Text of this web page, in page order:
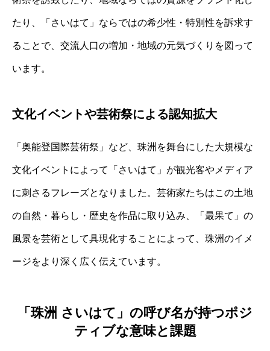
たり、「さいはて」ならではの希少性・特別性を訴求す
ることで、交流人口の増加・地域の元気づくりを図って
います。
文化イベントや芸術祭による認知拡大
「奥能登国際芸術祭」など、珠洲を舞台にした大規模な
文化イベントによって「さいはて」が観光客やメディア
に刺さるフレーズとなりました。芸術家たちはこの土地
の自然・暮らし・歴史を作品に取り込み、「最果て」の
風景を芸術として具現化することによって、珠洲のイメ
ージをより深く広く伝えています。
「珠洲 さいはて」の呼び名が持つポジ
ティブな意味と課題